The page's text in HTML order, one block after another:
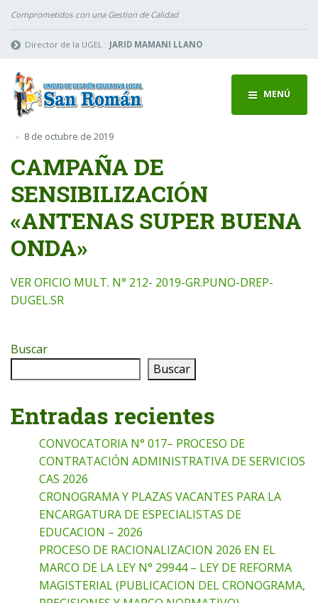
Comprometidos con una Gestion de Calidad
Director de la UGEL : JARID MAMANI LLANO
MENÚ
8 de octubre de 2019
CAMPAÑA DE
SENSIBILIZACIÓN
«ANTENAS SUPER BUENA
ONDA»
VER OFICIO MULT. N° 212- 2019-GR.PUNO-DREP-
DUGEL.SR
Buscar
Buscar
Entradas recientes
CONVOCATORIA N° 017– PROCESO DE
CONTRATACIÓN ADMINISTRATIVA DE SERVICIOS
CAS 2026
CRONOGRAMA Y PLAZAS VACANTES PARA LA
ENCARGATURA DE ESPECIALISTAS DE
EDUCACION – 2026
PROCESO DE RACIONALIZACION 2026 EN EL
MARCO DE LA LEY N° 29944 – LEY DE REFORMA
MAGISTERIAL (PUBLICACION DEL CRONOGRAMA,